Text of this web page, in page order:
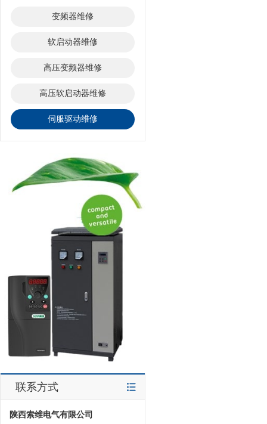
变频器维修
软启动器维修
高压变频器维修
高压软启动器维修
伺服驱动维修
联系方式
陕西索维电气有限公司